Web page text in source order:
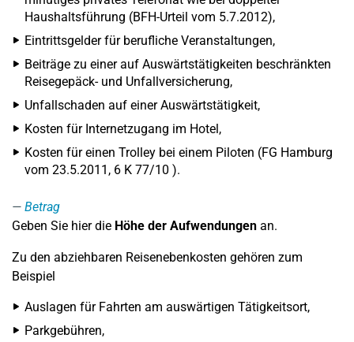
Haushaltsführung (BFH-Urteil vom 5.7.2012),
Eintrittsgelder für berufliche Veranstaltungen,
Beiträge zu einer auf Auswärtstätigkeiten beschränkten
Reisegepäck- und Unfallversicherung,
Unfallschaden auf einer Auswärtstätigkeit,
Kosten für Internetzugang im Hotel,
Kosten für einen Trolley bei einem Piloten (FG Hamburg
vom 23.5.2011, 6 K 77/10 ).
Betrag
Geben Sie hier die Höhe der Aufwendungen an.
Zu den abziehbaren Reisenebenkosten gehören zum
Beispiel
Auslagen für Fahrten am auswärtigen Tätigkeitsort,
Parkgebühren,